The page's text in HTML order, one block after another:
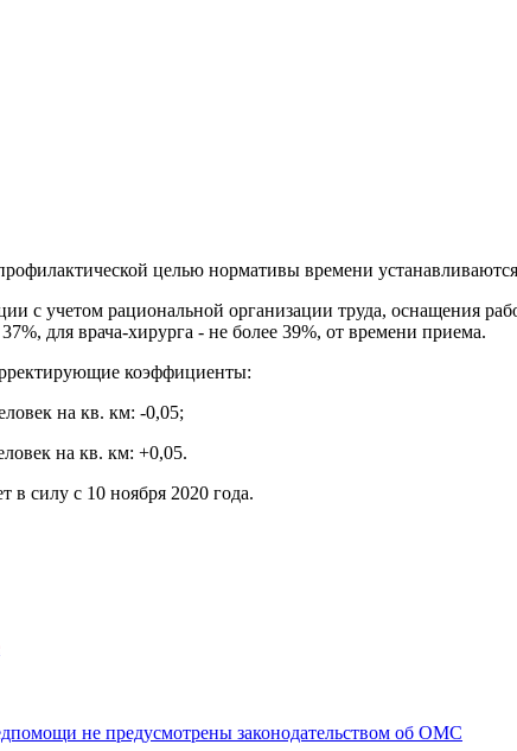
целью нормативы времени
с учетом рациональной организации труда, оснащения
для врача-хирурга - не более 39%, от времени приема.
коэффициенты:
на кв. км: -0,05;
на кв. км: +0,05.
силу с 10 ноября 2020 года.
не предусмотрены законодательством об ОМС